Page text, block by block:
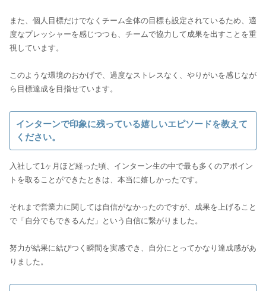
また、個人目標だけでなくチーム全体の目標も設定されているため、適
度なプレッシャーを感じつつも、チームで協力して成果を出すことを重
視しています。
このような環境のおかげで、過度なストレスなく、やりがいを感じなが
ら目標達成を目指せています。
インターンで印象に残っている嬉しいエピソードを教えて
ください。
入社して1ヶ月ほど経った頃、インターン生の中で最も多くのアポイン
トを取ることができたときは、本当に嬉しかったです。
それまで営業力に関しては自信がなかったのですが、成果を上げること
で「自分でもできるんだ」という自信に繋がりました。
努力が結果に結びつく瞬間を実感でき、自分にとってかなり達成感があ
りました。